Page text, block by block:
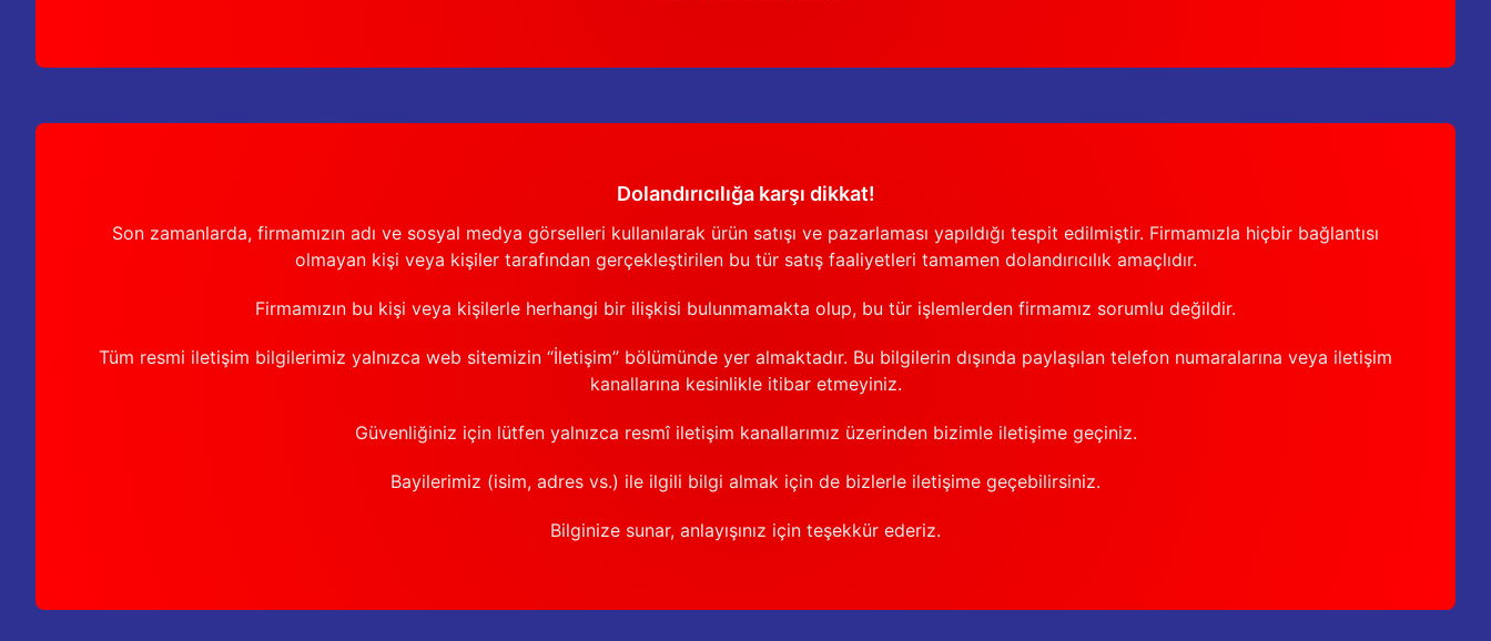
Dolandırıcılığa karşı dikkat!
Son zamanlarda, firmamızın adı ve sosyal medya görselleri kullanılarak ürün satışı ve pazarlaması yapıldığı tespit edilmiştir. Firmamızla hiçbir bağlantısı
olmayan kişi veya kişiler tarafından gerçekleştirilen bu tür satış faaliyetleri tamamen dolandırıcılık amaçlıdır.
Firmamızın bu kişi veya kişilerle herhangi bir ilişkisi bulunmamakta olup, bu tür işlemlerden firmamız sorumlu değildir.
Tüm resmi iletişim bilgilerimiz yalnızca web sitemizin “İletişim” bölümünde yer almaktadır. Bu bilgilerin dışında paylaşılan telefon numaralarına veya iletişim
kanallarına kesinlikle itibar etmeyiniz.
Güvenliğiniz için lütfen yalnızca resmî iletişim kanallarımız üzerinden bizimle iletişime geçiniz.
Bayilerimiz (isim, adres vs.) ile ilgili bilgi almak için de bizlerle iletişime geçebilirsiniz.
Bilginize sunar, anlayışınız için teşekkür ederiz.